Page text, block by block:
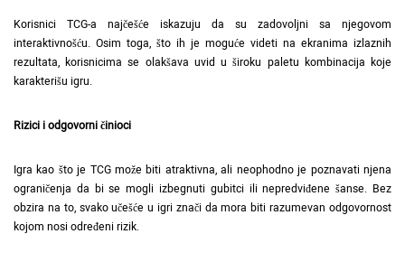
Korisnici TCG-a najčešće iskazuju da su zadovoljni sa njegovom
interaktivnošću. Osim toga, što ih je moguće videti na ekranima izlaznih
rezultata, korisnicima se olakšava uvid u široku paletu kombinacija koje
karakterišu igru.
Rizici i odgovorni činioci
Igra kao što je TCG može biti atraktivna, ali neophodno je poznavati njena
ograničenja da bi se mogli izbegnuti gubitci ili nepredviđene šanse. Bez
obzira na to, svako učešće u igri znači da mora biti razumevan odgovornost
kojom nosi određeni rizik.